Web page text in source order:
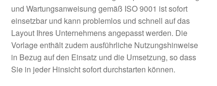
und Wartungsanweisung gemäß ISO 9001 ist sofort
einsetzbar und kann problemlos und schnell auf das
Layout Ihres Unternehmens angepasst werden. Die
Vorlage enthält zudem ausführliche Nutzungshinweise
in Bezug auf den Einsatz und die Umsetzung, so dass
Sie in jeder Hinsicht sofort durchstarten können.